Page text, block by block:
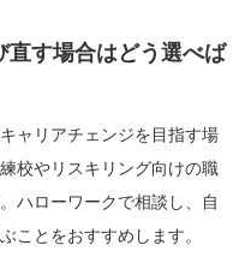
直す場合はどう選べば
ャリアチェンジを目指す場
校やリスキリング向けの職
ハローワークで相談し、自
ことをおすすめします。